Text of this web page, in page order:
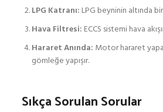
LPG Katranı: LPG beyninin altında
Hava Filtresi: ECCS sistemi hava
Hararet Anında: Motor hararet
gömleğe yapışır.
Sıkça Sorulan Sorular